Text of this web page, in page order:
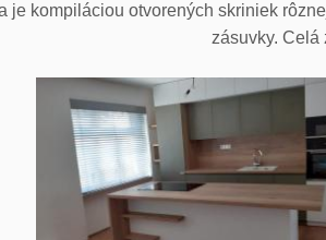
je kompiláciou otvorených skriniek
zásuvky. Celá